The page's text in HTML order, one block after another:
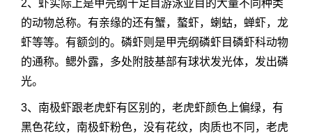
2、虾实际上是甲壳纲十足目游泳亚目的大量不同种类
的动物总称。有亲缘的还有蟹，螯虾，蝲蛄，蝉虾，龙
虾等等。有额剑的。磷虾则是甲壳纲磷虾目磷虾科动物
的通称。鳃外露，多处附肢基部有球状发光体，发出磷
光。
3、南极虾跟老虎虾有区别的，老虎虾颜色上偏绿，有
黑色花纹，南极虾粉色，没有花纹，肉质也不同，老虎